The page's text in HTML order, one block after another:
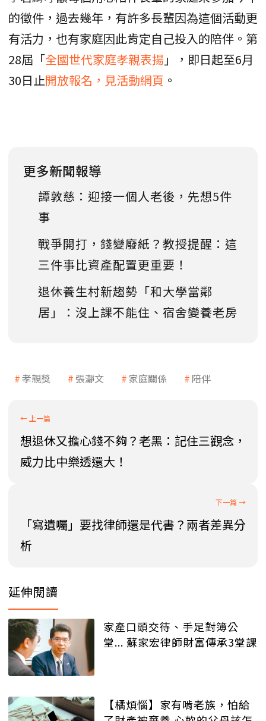
的徵件，過去幾年，有許多長輩因為這個活動更
有活力，也有家庭因此肯定自己投入的陪伴。第
28屆「全國世代家庭孝親表揚 」，即日起至6月
30日止開放報名，見活動網頁 。
更多新聞報導
譚敦慈：迎接一個人老後，先想5件
事
戰爭開打，錢變廢紙？教授提醒：這
三件事比資產配置更重要！
退休養生村新趨勢「和大學當鄰
居」：沒上課不能住、宿舍變養老房
孝親獎 張瀞文 家庭關係 陪伴
想退休又擔心錢不夠？老黑：記住三觀念，
威力比中樂透還大！
「寫遺囑」要找律師還是代書？兩者差異分
析
延伸閱讀
家產口頭交待、手足對簿公
堂... 蘇家宏律師財富傳承3堂課
【橘煩惱】家有啃老族，怕給